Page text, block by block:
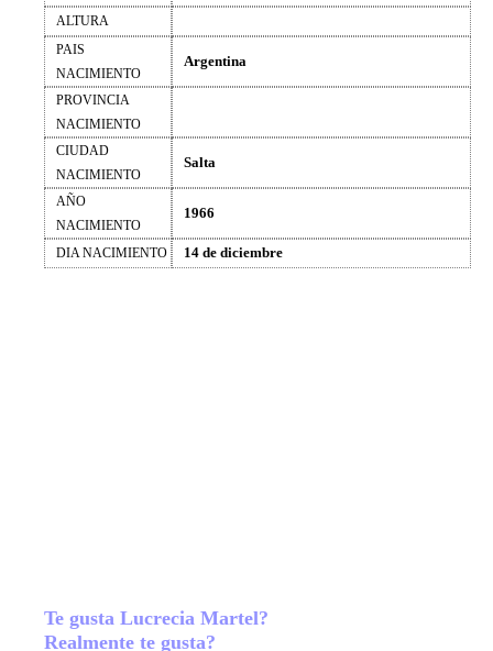
ALTURA
PAIS
NACIMIENTO
Argentina
PROVINCIA
NACIMIENTO
CIUDAD
NACIMIENTO
Salta
AÑO
NACIMIENTO
1966
DIA NACIMIENTO 14 de diciembre
Te gusta Lucrecia Martel?
Realmente te gusta?